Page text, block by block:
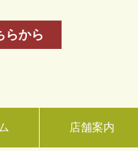
らから
店舗案内